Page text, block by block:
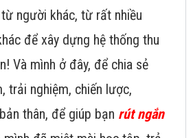
từ người khác, từ rất nhiều
để xây dựng hệ thống thu
Và mình ở đây, để chia sẻ
trải nghiệm, chiến lược,
thân, để giúp bạn rút ngắn